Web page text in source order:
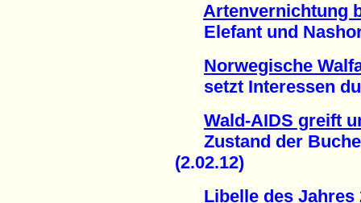
Artenvernichtung
Elefant und
Norwegische
setzt Interessen
Wald-AIDS greift
Zustand der
(2.02.12)
Libelle des Jahres